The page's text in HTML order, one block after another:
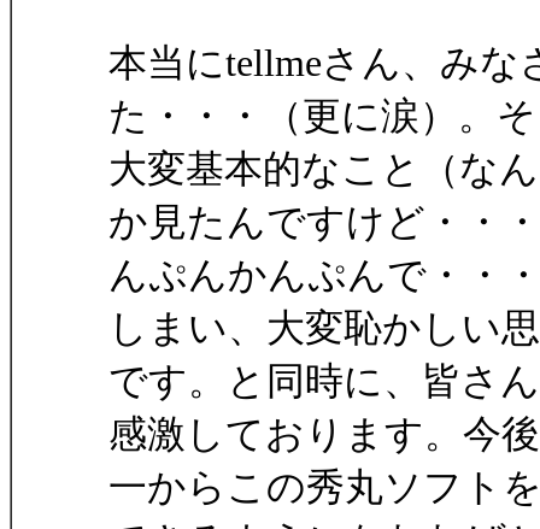
本当にtellmeさん、み
た・・・（更に涙）。
大変基本的なこと（な
か見たんですけど・・
んぷんかんぷんで・・
しまい、大変恥かしい
です。と同時に、皆さ
感激しております。今
一からこの秀丸ソフト